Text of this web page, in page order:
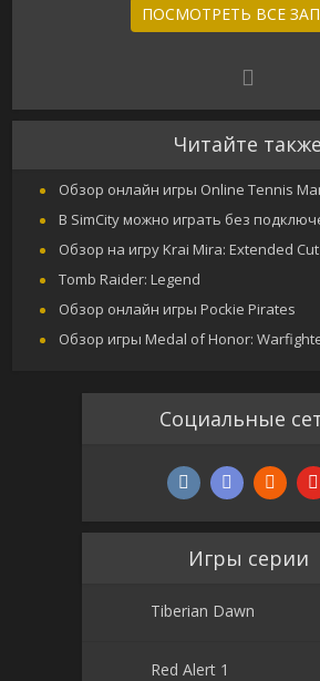
ПОСМОТРЕТЬ ВСЕ
Читайте также
Обзор онлайн игры Online Tennis
В SimCity можно играть без
Обзор на игру Krai Mira: Extended Cut
Tomb Raider: Legend
Обзор онлайн игры Pockie Pirates
Обзор игры Medal of Honor:
Социальные
Игры серии
Tiberian Dawn
Red Alert 1